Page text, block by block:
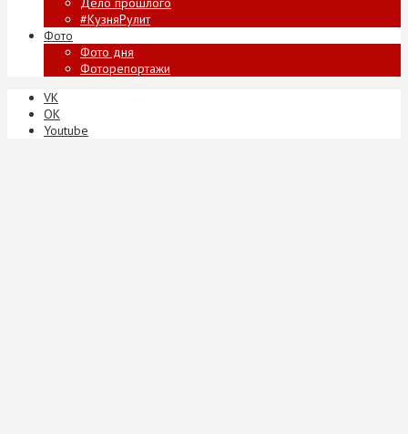
#КузняРулит
Фото
Фото дня
Фоторепортажи
VK
ОК
Youtube